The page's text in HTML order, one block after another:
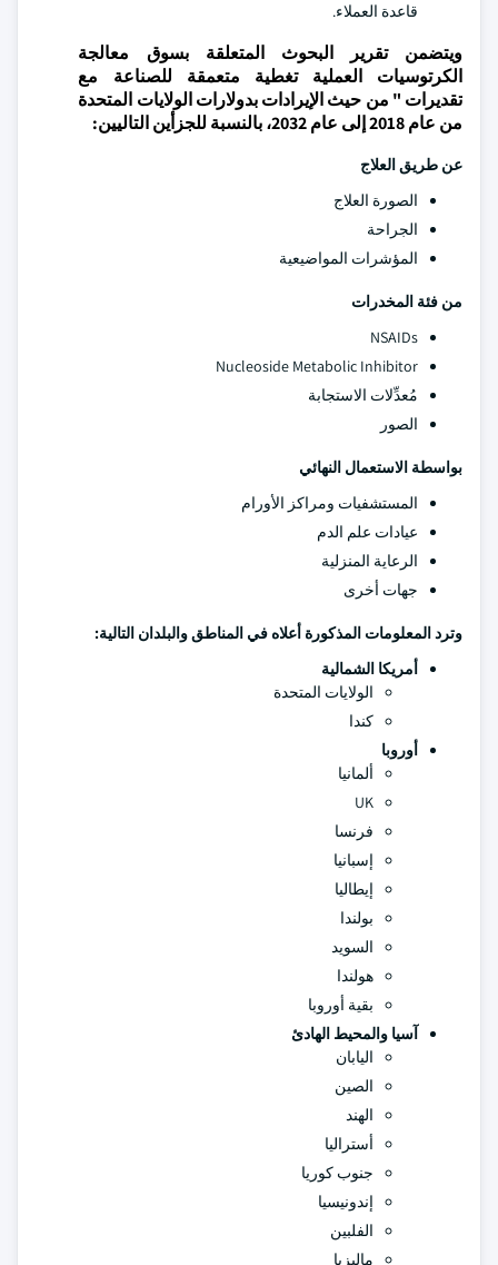
قاعدة العملاء.
ويتضمن تقرير البحوث المتعلقة بسوق معالجة
الكرتوسيات العملية تغطية متعمقة للصناعة مع
تقديرات " من حيث الإيرادات بدولارات الولايات المتحدة
من عام 2018 إلى عام 2032، بالنسبة للجزأين التاليين:
عن طريق العلاج
الصورة العلاج
الجراحة
المؤشرات المواضيعية
من فئة المخدرات
NSAIDs
Nucleoside Metabolic Inhibitor
مُعدِّلات الاستجابة
الصور
بواسطة الاستعمال النهائي
المستشفيات ومراكز الأورام
عيادات علم الدم
الرعاية المنزلية
جهات أخرى
وترد المعلومات المذكورة أعلاه في المناطق والبلدان التالية:
أمريكا الشمالية
الولايات المتحدة
كندا
أوروبا
ألمانيا
UK
فرنسا
إسبانيا
إيطاليا
بولندا
السويد
هولندا
بقية أوروبا
آسيا والمحيط الهادئ
اليابان
الصين
الهند
أستراليا
جنوب كوريا
إندونيسيا
الفلبين
ماليزيا